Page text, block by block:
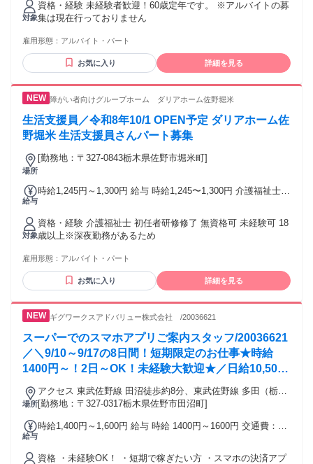
日曜・祝日、お盆、年末はさらに時給+100円
対象
資格・経験 未経験者歓迎！60歳定年です。 ※アルバイトの募
集は現在行っておりません
雇用形態： アルバイト・パート
お気に入り 詳細を見る
障がい者向けグループホーム ダリアホーム佐野堀米
生活支援員／令和8年10/1 OPEN予定 ダリアホーム佐
野堀米 生活支援員さんパート募集
場所
[勤務地：〒327-0843栃木県佐野市堀米町]
給与
時給1,245円～1,300円 給与 時給1,245〜1,300円 介護福祉士
1,245円～ ※夜勤手当（1回2,000円） ※処遇手当含む
対象
資格・経験 介護福祉士 初任者研修修了 無資格可 未経験可 18
歳以上※深夜勤務があるため
雇用形態： アルバイト・パート
お気に入り 詳細を見る
ギグワークスアドバリュー株式会社 /20036621
スーパーでのスマホアプリご案内スタッフ/20036621
／＼9/10～9/17の8日間！短期限定のお仕事★時給
1400円～！2日～OK！未経験大歓迎★／日給10,500
円～14,000円★新規オープンのスーパーでアプリ・
電子マネーのご案内♪お仕事は声かけ＆登録のお手伝
勤OK＊交通費全額＊田沼駅チカ徒歩8分
場所
アクセス 東武佐野線 田沼徒歩約8分、東武佐野線 多田（栃木
県）徒歩約23分、東武佐野線 吉水西口徒歩約37分 田沼駅より
[勤務地：〒327-0317栃木県佐野市田沼町]
給与
時給1,400円～1,600円 給与 時給 1400円～1600円 交通費：通
資格 ・未経験OK！ ・短期で稼ぎたい方 ・スマホの決済アプ